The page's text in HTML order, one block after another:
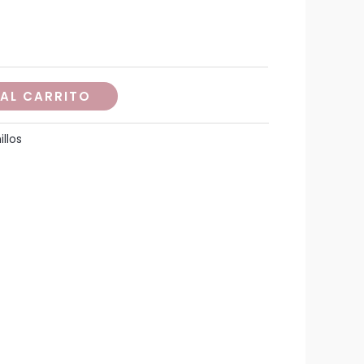
desde
$190,000
hasta
CARRITO